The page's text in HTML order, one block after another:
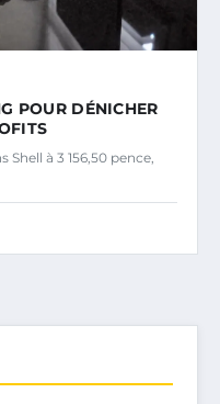
POUR DÉNICHER
Shell à 3 156,50 pence,